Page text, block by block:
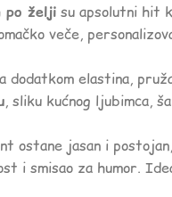
po želji su apsolutni hit
veče,
elastina,
, sliku kućnog ljubimca,
ostane jasan i
i smisao za humor.